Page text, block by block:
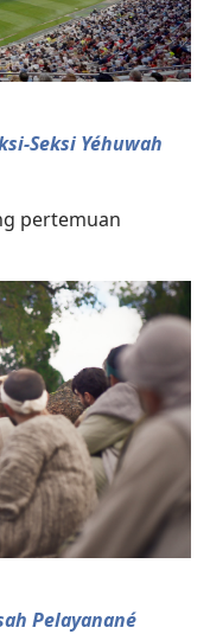
Seksi Yéhuwah
pertemuan
Pelayanané